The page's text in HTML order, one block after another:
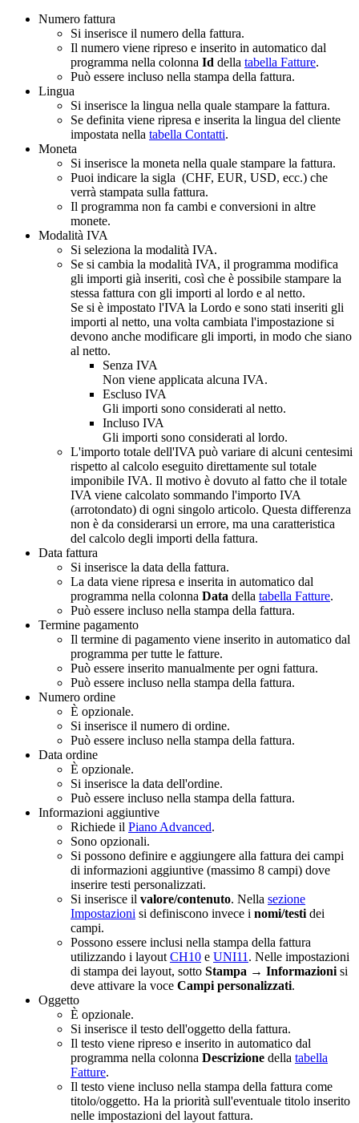
Numero fattura
Si inserisce il numero della fattura.
Il numero viene ripreso e inserito in automatico dal
programma nella colonna Id della tabella Fatture.
Può essere incluso nella stampa della fattura.
Lingua
Si inserisce la lingua nella quale stampare la fattura.
Se definita viene ripresa e inserita la lingua del cliente
impostata nella tabella Contatti.
Moneta
Si inserisce la moneta nella quale stampare la fattura.
Puoi indicare la sigla (CHF, EUR, USD, ecc.) che
verrà stampata sulla fattura.
Il programma non fa cambi e conversioni in altre
monete.
Modalità IVA
Si seleziona la modalità IVA.
Se si cambia la modalità IVA, il programma modifica
gli importi già inseriti, così che è possibile stampare la
stessa fattura con gli importi al lordo e al netto.
Se si è impostato l'IVA la Lordo e sono stati inseriti gli
importi al netto, una volta cambiata l'impostazione si
devono anche modificare gli importi, in modo che siano
al netto.
Senza IVA
Non viene applicata alcuna IVA.
Escluso IVA
Gli importi sono considerati al netto.
Incluso IVA
Gli importi sono considerati al lordo.
L'importo totale dell'IVA può variare di alcuni centesimi
rispetto al calcolo eseguito direttamente sul totale
imponibile IVA. Il motivo è dovuto al fatto che il totale
IVA viene calcolato sommando l'importo IVA
(arrotondato) di ogni singolo articolo. Questa differenza
non è da considerarsi un errore, ma una caratteristica
del calcolo degli importi della fattura.
Data fattura
Si inserisce la data della fattura.
La data viene ripresa e inserita in automatico dal
programma nella colonna Data della tabella Fatture.
Può essere incluso nella stampa della fattura.
Termine pagamento
Il termine di pagamento viene inserito in automatico dal
programma per tutte le fatture.
Può essere inserito manualmente per ogni fattura.
Può essere incluso nella stampa della fattura.
Numero ordine
È opzionale.
Si inserisce il numero di ordine.
Può essere incluso nella stampa della fattura.
Data ordine
È opzionale.
Si inserisce la data dell'ordine.
Può essere incluso nella stampa della fattura.
Informazioni aggiuntive
Richiede il Piano Advanced.
Sono opzionali.
Si possono definire e aggiungere alla fattura dei campi
di informazioni aggiuntive (massimo 8 campi) dove
inserire testi personalizzati.
Si inserisce il valore/contenuto. Nella sezione
Impostazioni si definiscono invece i nomi/testi dei
campi.
Possono essere inclusi nella stampa della fattura
utilizzando i layout CH10 e UNI11 . Nelle impostazioni
di stampa dei layout, sotto Stampa → Informazioni si
deve attivare la voce Campi personalizzati.
Oggetto
È opzionale.
Si inserisce il testo dell'oggetto della fattura.
Il testo viene ripreso e inserito in automatico dal
programma nella colonna Descrizione della tabella
Fatture.
Il testo viene incluso nella stampa della fattura come
titolo/oggetto. Ha la priorità sull'eventuale titolo inserito
nelle impostazioni del layout fattura.